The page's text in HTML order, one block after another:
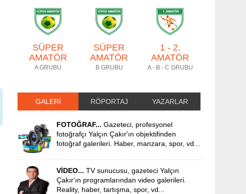
SÜPER
AMATÖR
A GRUBU
SÜPER
AMATÖR
B GRUBU
1 - 2.
AMATÖR
A - B - C GRUBU
GALERİ RÖPORTAJ YAZARLAR
FOTOĞRAF... Gazeteci, profesyonel
fotoğrafçı Yalçın Çakır'ın objektifinden
fotoğraf galerileri. Haber, manzara, spor, vd...
VİDEO... TV sunucusu, gazeteci Yalçın
Çakır'ın programlarından video galerileri.
Reality, haber, tartışma, spor, vd...